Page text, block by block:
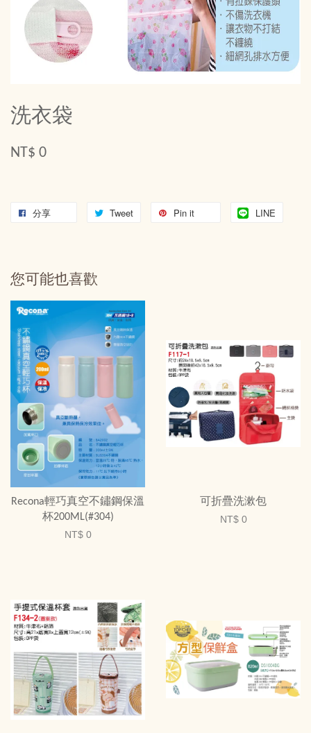
洗衣袋
NT$ 0
分享 Tweet Pin it LINE
您可能也喜歡
Recona輕巧真空不鏽鋼保溫
杯200ML(#304)
NT$ 0
可折疊洗漱包
NT$ 0